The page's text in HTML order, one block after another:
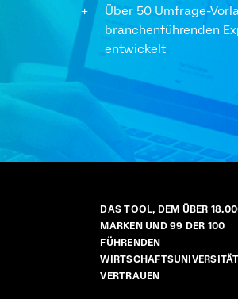
Über 50 Umfrage-
branchenführenden
entwickelt
DAS TOOL, DEM ÜBER
MARKEN UND 99 DER 100
FÜHRENDEN
VERTRAUEN